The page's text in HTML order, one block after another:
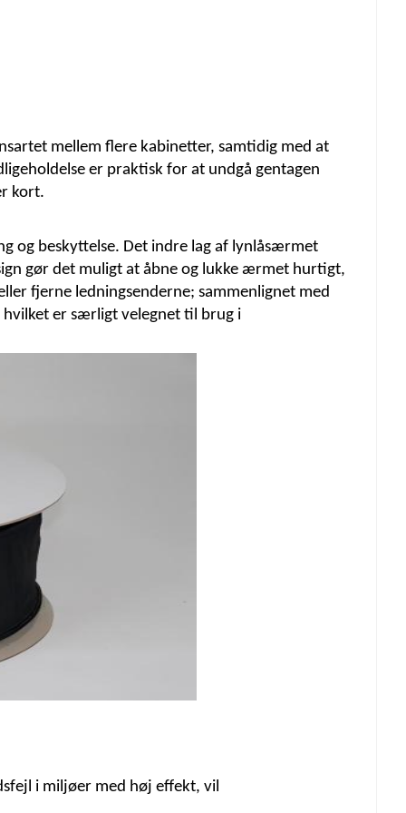
mellem flere kabinetter, samtidig med at
er praktisk for at undgå gentagen
kort.
og beskyttelse. Det indre lag af lynlåsærmet
gør det muligt at åbne og lukke ærmet hurtigt,
fjerne ledningsenderne; sammenlignet med
er særligt velegnet til brug i
i miljøer med høj effekt, vil